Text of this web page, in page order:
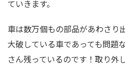
ていきます。
車は数万個もの部品があわさり
大破している車であっても問題
さん残っているのです！取り外